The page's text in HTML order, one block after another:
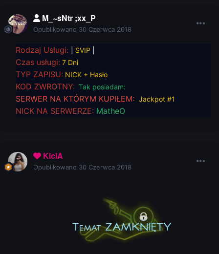
M_~sNtr ;xx_P
Opublikowano 30 Czerwca 2018
Rodzaj Usługi: SVIP
Czas usługi: 7 Dni
TYP ZAPISU: NICK + Hasło
KOD ZWROTNY: Tak posiadam:
SERWER NA KTÓRYM KUPIŁEM: Jackpot #1
NICK NA SERWERZE: MatheO
KiciA
Opublikowano 30 Czerwca 2018